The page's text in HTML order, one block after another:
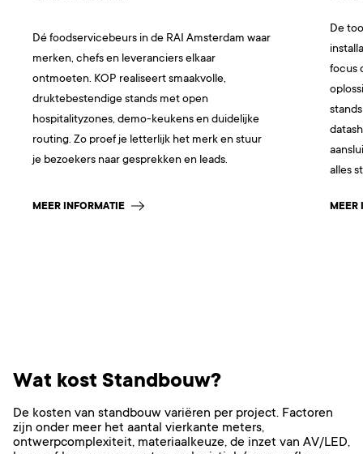
Dé foodservicebeurs in de RAI Amsterdam waar
merken, chefs en leveranciers elkaar
ontmoeten. KOP realiseert smaakvolle,
druktebestendige stands met open
hospitalityzones, demo-keukens en duidelijke
routing. Zo proef je letterlijk het merk en stuur
je bezoekers naar gesprekken en leads.
MEER INFORMATIE
De
focus
alles
MEER
Wat kost Standbouw?
De kosten van standbouw variëren per project. Factoren
zijn onder meer het aantal vierkante meters,
ontwerpcomplexiteit, materiaalkeuze, de inzet van AV/LED,